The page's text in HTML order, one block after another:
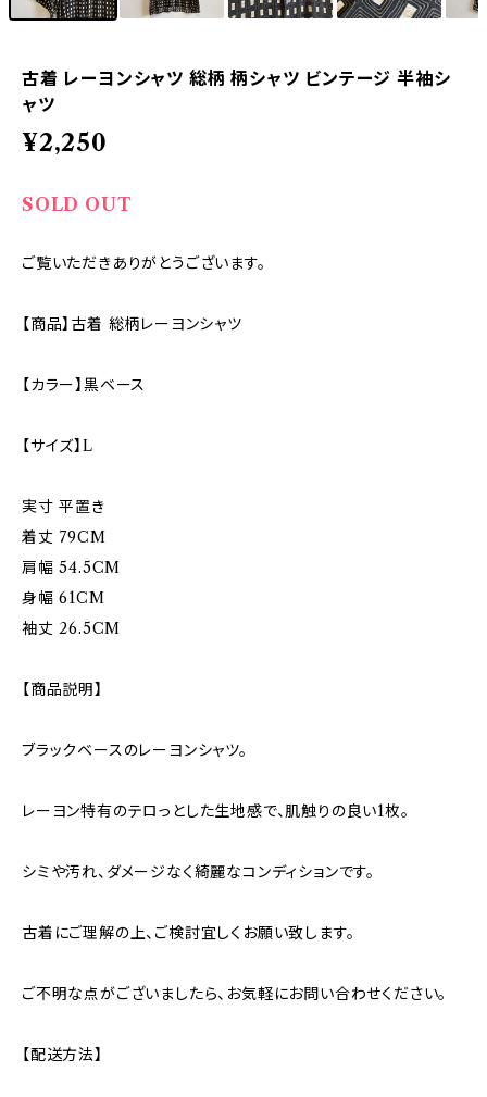
古着 レーヨンシャツ 総柄 柄シャツ ビンテージ 半袖シ
ャツ
¥2,250
SOLD OUT
ご覧いただきありがとうございます。
【商品】古着 総柄レーヨンシャツ
【カラー】黒ベース
【サイズ】L
実寸 平置き
着丈 79CM
肩幅 54.5CM
身幅 61CM
袖丈 26.5CM
【商品説明】
ブラックベースのレーヨンシャツ。
レーヨン特有のテロっとした生地感で、肌触りの良い1枚。
シミや汚れ、ダメージなく綺麗なコンディションです。
古着にご理解の上、ご検討宜しくお願い致します。
ご不明な点がございましたら、お気軽にお問い合わせください。
【配送方法】